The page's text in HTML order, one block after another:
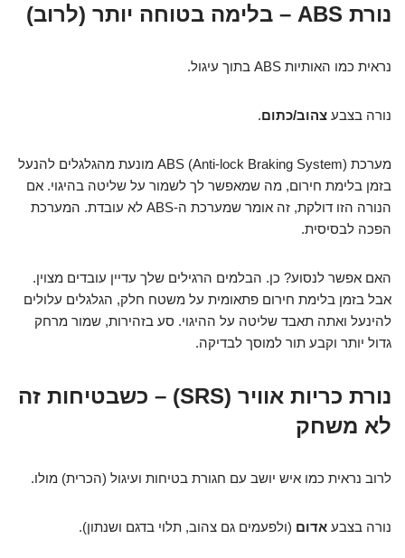
נורת ABS – בלימה בטוחה יותר (לרוב)
נראית כמו האותיות ABS בתוך עיגול.
נורה בצבע צהוב/כתום.
מערכת ABS (Anti-lock Braking System) מונעת מהגלגלים להנעל
בזמן בלימת חירום, מה שמאפשר לך לשמור על שליטה בהיגוי. אם
הנורה הזו דולקת, זה אומר שמערכת ה-ABS לא עובדת. המערכת
הפכה לבסיסית.
האם אפשר לנסוע? כן. הבלמים הרגילים שלך עדיין עובדים מצוין.
אבל בזמן בלימת חירום פתאומית על משטח חלק, הגלגלים עלולים
להינעל ואתה תאבד שליטה על ההיגוי. סע בזהירות, שמור מרחק
גדול יותר וקבע תור למוסך לבדיקה.
נורת כריות אוויר (SRS) – כשבטיחות זה
לא משחק
לרוב נראית כמו איש יושב עם חגורת בטיחות ועיגול (הכרית) מולו.
נורה בצבע אדום (ולפעמים גם צהוב, תלוי בדגם ושנתון).